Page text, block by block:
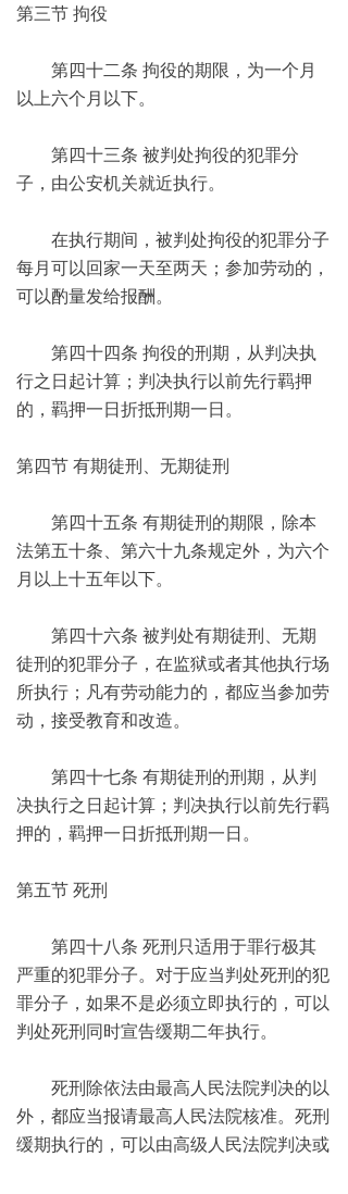
第三节 拘役
第四十二条 拘役的期限，为一个月
以上六个月以下。
第四十三条 被判处拘役的犯罪分
子，由公安机关就近执行。
在执行期间，被判处拘役的犯罪分子
每月可以回家一天至两天；参加劳动的，
可以酌量发给报酬。
第四十四条 拘役的刑期，从判决执
行之日起计算；判决执行以前先行羁押
的，羁押一日折抵刑期一日。
第四节 有期徒刑、无期徒刑
第四十五条 有期徒刑的期限，除本
法第五十条、第六十九条规定外，为六个
月以上十五年以下。
第四十六条 被判处有期徒刑、无期
徒刑的犯罪分子，在监狱或者其他执行场
所执行；凡有劳动能力的，都应当参加劳
动，接受教育和改造。
第四十七条 有期徒刑的刑期，从判
决执行之日起计算；判决执行以前先行羁
押的，羁押一日折抵刑期一日。
第五节 死刑
第四十八条 死刑只适用于罪行极其
严重的犯罪分子。对于应当判处死刑的犯
罪分子，如果不是必须立即执行的，可以
判处死刑同时宣告缓期二年执行。
死刑除依法由最高人民法院判决的以
外，都应当报请最高人民法院核准。死刑
缓期执行的，可以由高级人民法院判决或